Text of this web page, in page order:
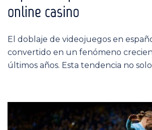
online casino
El doblaje de videojuegos en
convertido en un fenómeno
últimos años. Esta tendencia no